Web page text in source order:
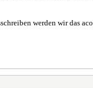
werden wir das